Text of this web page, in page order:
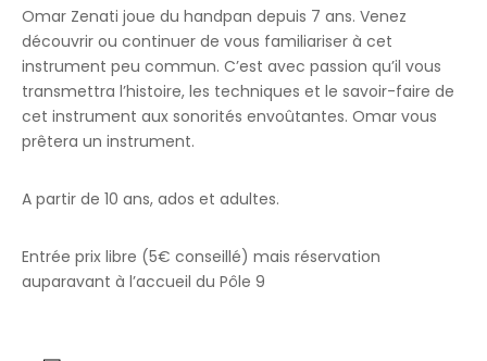
Omar Zenati joue du handpan depuis 7 ans. Venez
découvrir ou continuer de vous familiariser à cet
instrument peu commun. C’est avec passion qu’il vous
transmettra l’histoire, les techniques et le savoir-faire de
cet instrument aux sonorités envoûtantes. Omar vous
prêtera un instrument.
A partir de 10 ans, ados et adultes.
Entrée prix libre (5€ conseillé) mais réservation
auparavant à l’accueil du Pôle 9